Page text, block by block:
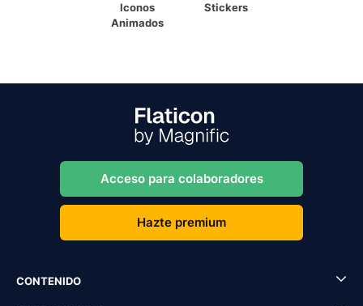
Iconos
Animados
Stickers
Acceso para colaboradores
Hazte premium
CONTENIDO